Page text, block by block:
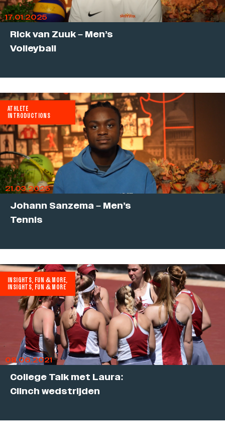
17.01.2025
Rick van Zuuk – Men’s
Volleyball
ATHLETE
INTRODUCTIONS
21.03.2025
Johann Sanzema – Men’s
Tennis
INSIGHTS, FUN & MORE,
INSIGHTS, FUN & MORE
08.06.2021
College Talk met Laura:
Clinch wedstrijden